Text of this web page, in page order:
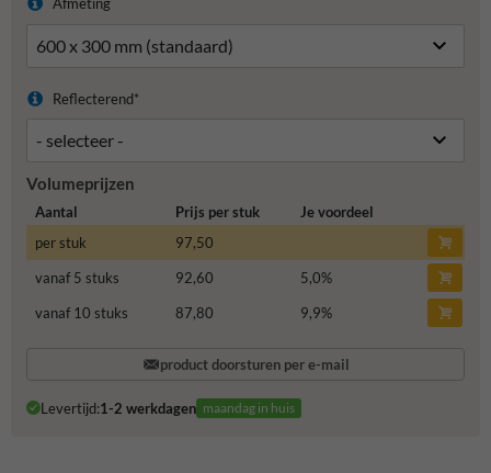
Afmeting
Reflecterend*
Volumeprijzen
Aantal Prijs per stuk
Je voordeel
per stuk
97,50
vanaf 5 stuks
92,60 5,0%
vanaf 10 stuks
87,80 9,9%
product doorsturen per e-mail
Levertijd:1-2 werkdagen maandag in huis